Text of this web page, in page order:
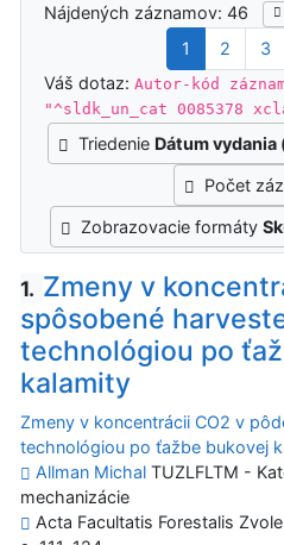
Nájdených záznamov: 46
1
2 3
Váš dotaz:Autor-kód
"^sldk_un_cat 0085378
Triedenie Dátum
Počet
Zobrazovacie formáty
1. Zmeny v
spôsobené
technológiou po
kalamity
Zmeny v koncentrácii CO2 v
technológiou po ťažbe bukovej
Allman Michal TUZLFLTM -
mechanizácie
Acta Facultatis Forestalis